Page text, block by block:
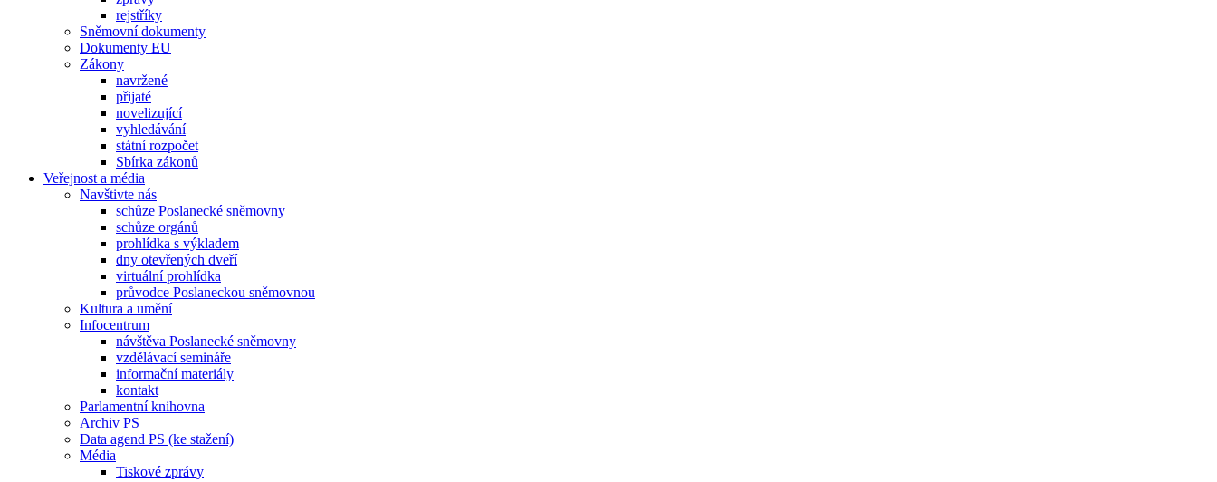
rejstříky
Sněmovní dokumenty
Dokumenty EU
Zákony
navržené
přijaté
novelizující
vyhledávání
státní rozpočet
Sbírka zákonů
Veřejnost a média
Navštivte nás
schůze Poslanecké sněmovny
schůze orgánů
prohlídka s výkladem
dny otevřených dveří
virtuální prohlídka
průvodce Poslaneckou sněmovnou
Kultura a umění
Infocentrum
návštěva Poslanecké sněmovny
vzdělávací semináře
informační materiály
kontakt
Parlamentní knihovna
Archiv PS
Data agend PS (ke stažení)
Média
Tiskové zprávy